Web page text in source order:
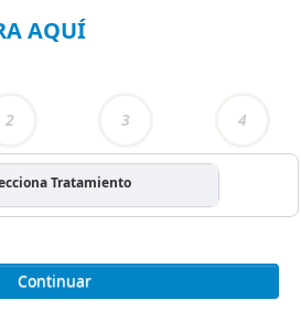
AQUÍ
2 3 4
Tratamiento
Continuar